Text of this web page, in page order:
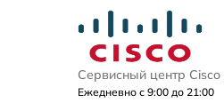
Сервисный центр Cisco
Ежедневно с 9:00 до 21:00